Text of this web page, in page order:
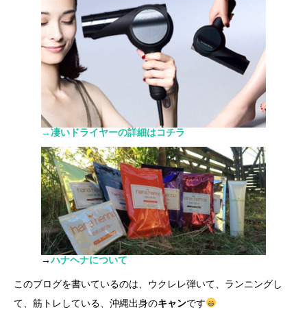
→凄いドライヤーの詳細はコチラ
→ハナヘナについて
このブログを書いているのは、ウクレレ弾いて、ランニングし
て、筋トレしている、沖縄出身のキャンです